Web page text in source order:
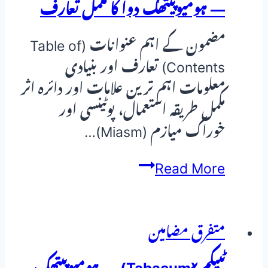
— ہومیوپیتھک دوا کا مکمل تعارف
مضمون کے اہم عنوانات (Table of
Contents) تعارف اور بنیادی
معلومات اہم ترین علامات اور دائرہ اثر
مکمل طریقہ استعمال، پوٹینسی اور
خوراک میازم (Miasm)…
Read Moreکالی
متفرق مضامین